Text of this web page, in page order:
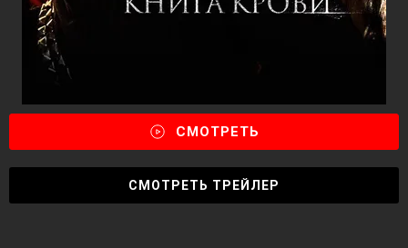
СМОТРЕТЬ
СМОТРЕТЬ ТРЕЙЛЕР